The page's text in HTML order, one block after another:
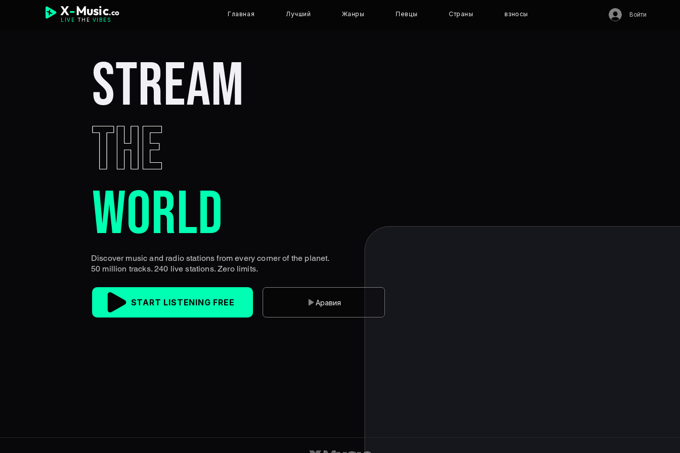
X-Music.co
LIVE THE VIBES
Главная Лучший Жанры Певцы Страны взносы Войти
STREAM
THE
WORLD
Discover music and radio stations from every corner of the planet.
50 million tracks. 240 live stations. Zero limits.
START LISTENING FREE Аравия